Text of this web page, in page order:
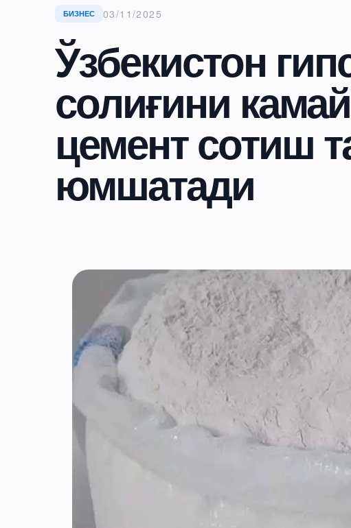
БИЗНЕС 03/11/2025
Ўзбекистон
солиғини
цемент сотиш
юмшатади